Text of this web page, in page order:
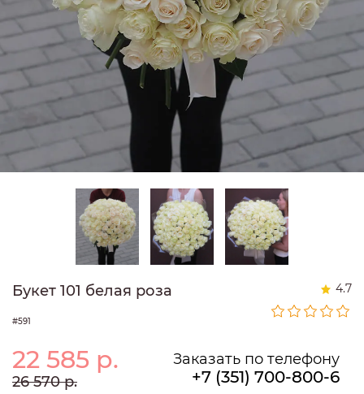
Букет 101 белая роза 4.7
#591
22 585 р.
26 570р.
Заказать по телефону
+7 (351) 700-800-6